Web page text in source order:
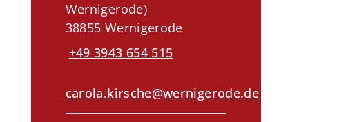
Wernigerode)
38855 Wernigerode
+49 3943 654 515
carola.kirsche@wernigerode.de